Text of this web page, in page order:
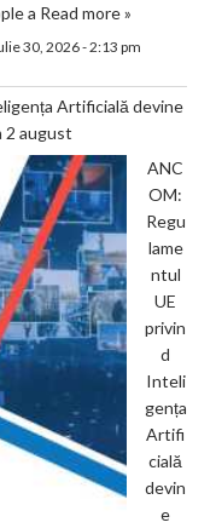
a Read more »
30, 2026 - 2:13 pm
Artificială devine
2 august
ANC
OM:
Regu
lame
ntul
UE
privin
d
Inteli
gența
Artifi
cială
devin
e